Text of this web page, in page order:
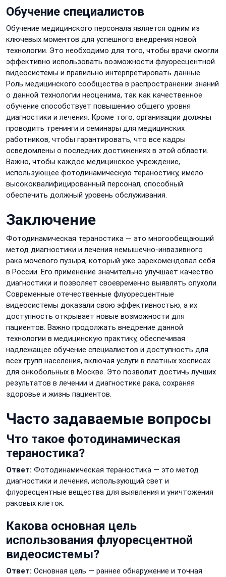
Обучение специалистов
Обучение медицинского персонала является одним из
ключевых моментов для успешного внедрения новой
технологии. Это необходимо для того, чтобы врачи смогли
эффективно использовать возможности флуоресцентной
видеосистемы и правильно интерпретировать данные.
Роль медицинского сообщества в распространении знаний
о данной технологии неоценима, так как качественное
обучение способствует повышению общего уровня
диагностики и лечения. Кроме того, организации должны
проводить тренинги и семинары для медицинских
работников, чтобы гарантировать, что все кадры
осведомлены о последних достижениях в этой области.
Важно, чтобы каждое медицинское учреждение,
использующее фотодинамическую тераностику, имело
высококвалифицированный персонал, способный
обеспечить должный уровень обслуживания.
Заключение
Фотодинамическая тераностика — это многообещающий
метод диагностики и лечения немышечно-инвазивного
рака мочевого пузыря, который уже зарекомендовал себя
в России. Его применение значительно улучшает качество
диагностики и позволяет своевременно выявлять опухоли.
Современные отечественные флуоресцентные
видеосистемы доказали свою эффективностью, а их
доступность открывает новые возможности для
пациентов. Важно продолжать внедрение данной
технологии в медицинскую практику, обеспечивая
надлежащее обучение специалистов и доступность для
всех групп населения, включая услуги в платных хосписах
для онкобольных в Москве. Это позволит достичь лучших
результатов в лечении и диагностике рака, сохраняя
здоровье и жизнь пациентов.
Часто задаваемые вопросы
Что такое фотодинамическая
тераностика?
Ответ: Фотодинамическая тераностика — это метод
диагностики и лечения, использующий свет и
флуоресцентные вещества для выявления и уничтожения
раковых клеток.
Какова основная цель
использования флуоресцентной
видеосистемы?
Ответ: Основная цель — раннее обнаружение и точная